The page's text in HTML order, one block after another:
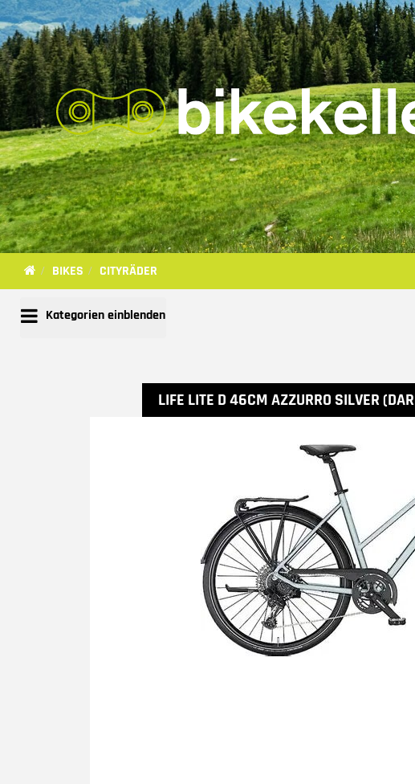
BIKES CITYRÄDER
Kategorien einblenden
LIFE LITE D 46CM AZZURRO SILVER